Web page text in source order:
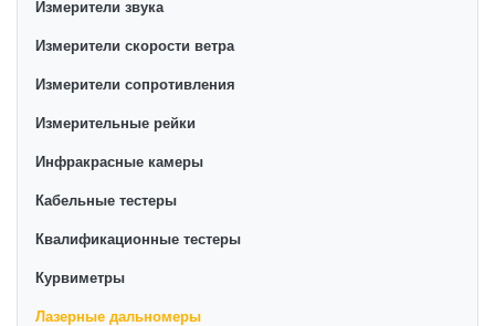
Измерители звука
Измерители скорости ветра
Измерители сопротивления
Измерительные рейки
Инфракрасные камеры
Кабельные тестеры
Квалификационные тестеры
Курвиметры
Лазерные дальномеры